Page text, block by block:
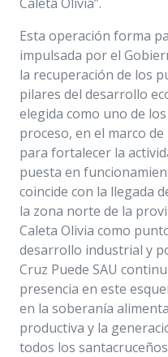
Esta operación forma
impulsada por el
la recuperación de los
pilares del desarrollo
elegida como uno de
proceso, en el marco
para fortalecer la
puesta en
coincide con la llegada
la zona norte de la
Caleta Olivia como
desarrollo industrial y
Cruz Puede SAU
presencia en este
en la soberanía
productiva y la
todos los